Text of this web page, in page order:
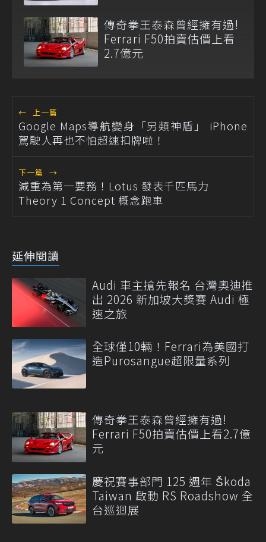
傳奇拳王泰森曾經擁有過!
Ferrari F50拍賣估價上看
2.7億元
← 上一篇
Google Maps導航變身「另類神盾」 iPhone
駕駛人再也不怕超速扣牌啦！
下一篇 →
減重為第一要務！Lotus 發表千匹馬力
Theory 1 Concept 概念跑車
延伸閱讀
Audi 車主搶先報名 台灣奧迪推
出 2026 新加坡大獎賽 Audi 極
速之旅
全球僅10輛！Ferrari為美國打
造Purosangue超限量系列
傳奇拳王泰森曾經擁有過!
Ferrari F50拍賣估價上看2.7億
元
慶祝賽事部門 125 週年 Škoda
Taiwan 啟動 RS Roadshow 全
台巡迴展